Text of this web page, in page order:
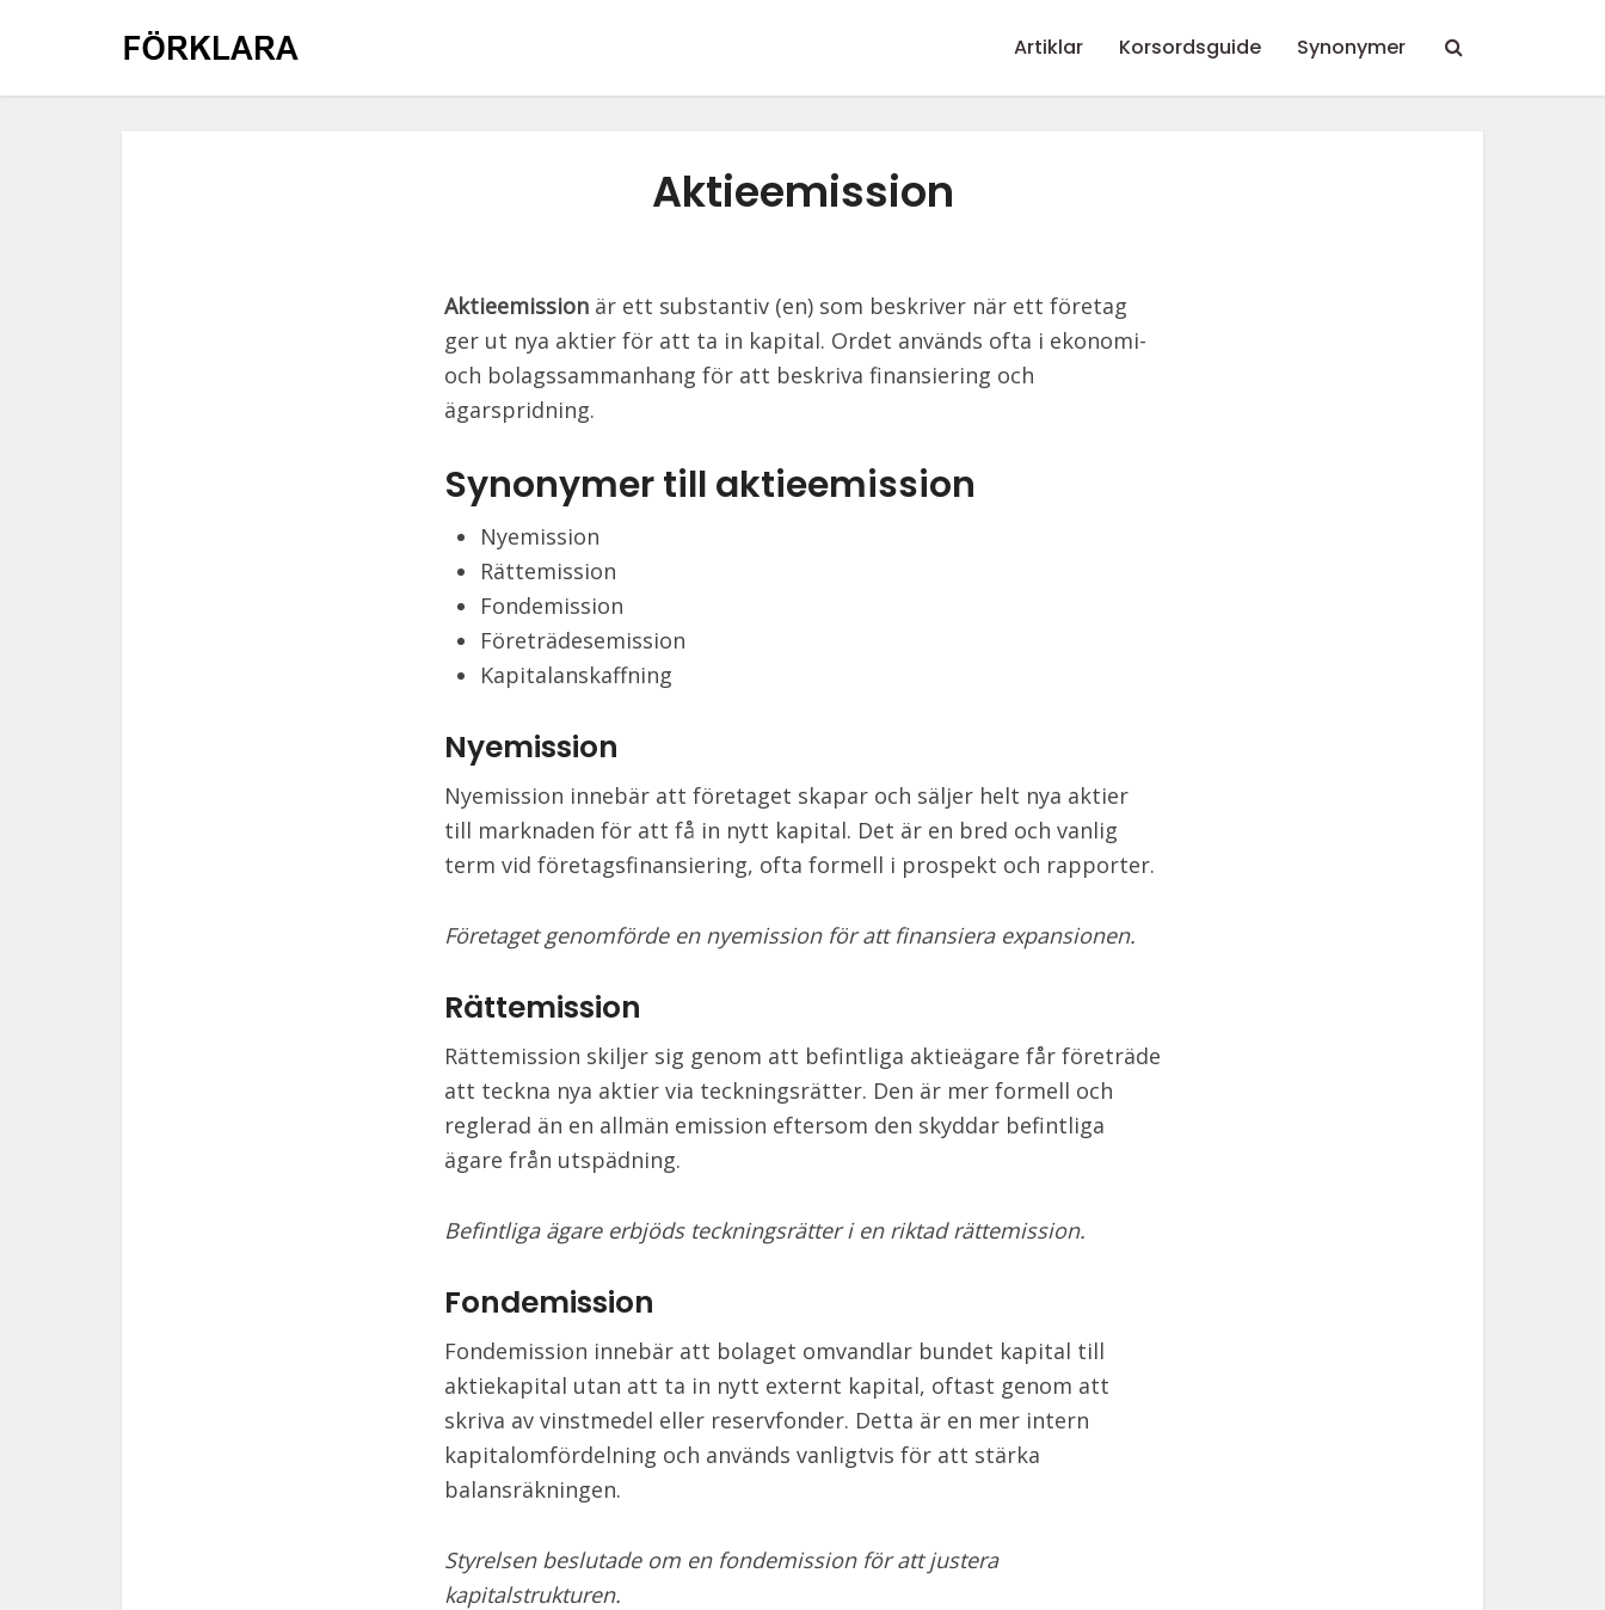
Artiklar Korsordsguide Synonymer
Aktieemission
Aktieemission är ett substantiv (en) som beskriver när ett företag
ger ut nya aktier för att ta in kapital. Ordet används ofta i ekonomi-
och bolagssammanhang för att beskriva finansiering och
ägarspridning.
Synonymer till aktieemission
Nyemission
Rättemission
Fondemission
Företrädesemission
Kapitalanskaffning
Nyemission
Nyemission innebär att företaget skapar och säljer helt nya aktier
till marknaden för att få in nytt kapital. Det är en bred och vanlig
term vid företagsfinansiering, ofta formell i prospekt och rapporter.
Företaget genomförde en nyemission för att finansiera expansionen.
Rättemission
Rättemission skiljer sig genom att befintliga aktieägare får företräde
att teckna nya aktier via teckningsrätter. Den är mer formell och
reglerad än en allmän emission eftersom den skyddar befintliga
ägare från utspädning.
Befintliga ägare erbjöds teckningsrätter i en riktad rättemission.
Fondemission
Fondemission innebär att bolaget omvandlar bundet kapital till
aktiekapital utan att ta in nytt externt kapital, oftast genom att
skriva av vinstmedel eller reservfonder. Detta är en mer intern
kapitalomfördelning och används vanligtvis för att stärka
balansräkningen.
Styrelsen beslutade om en fondemission för att justera
kapitalstrukturen.